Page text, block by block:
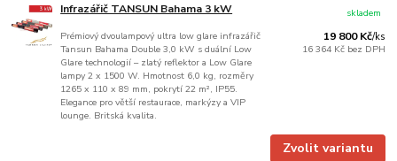
Infrazářič TANSUN Bahama 3 kW
Prémiový dvoulampový ultra low glare infrazářič
Tansun Bahama Double 3,0 kW s duální Low
Glare technologií – zlatý reflektor a Low Glare
lampy 2 x 1500 W. Hmotnost 6,0 kg, rozměry
1265 x 110 x 89 mm, pokrytí 22 m², IP55.
Elegance pro větší restaurace, markýzy a VIP
lounge. Britská kvalita.
19 800 Kč/ks
16 364 Kč bez DPH
skladem
Zvolit variantu